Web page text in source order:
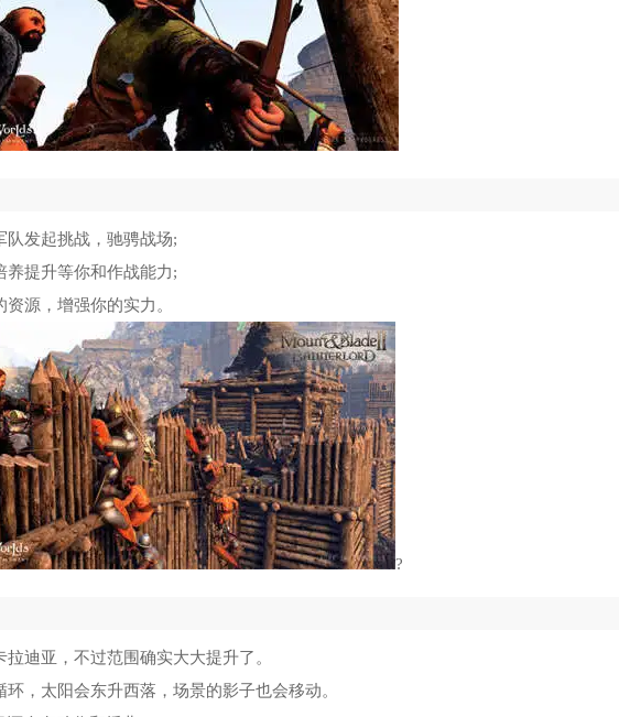
队发起挑战，驰骋战场;
养提升等你和作战能力;
源，增强你的实力。
?
迪亚，不过范围确实大大提升了。
，太阳会东升西落，场景的影子也会移动。